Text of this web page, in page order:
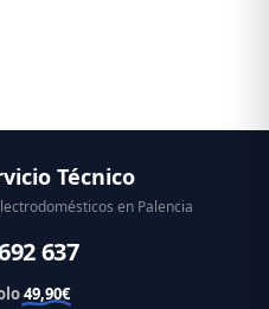
Técnico
en Palencia
637
49,90€